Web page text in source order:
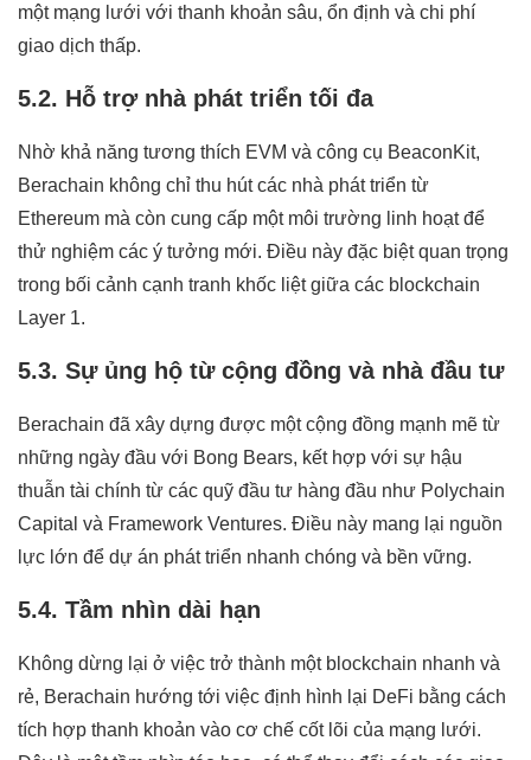
một mạng lưới với thanh khoản sâu, ổn định và chi phí
giao dịch thấp.
5.2. Hỗ trợ nhà phát triển tối đa
Nhờ khả năng tương thích EVM và công cụ BeaconKit,
Berachain không chỉ thu hút các nhà phát triển từ
Ethereum mà còn cung cấp một môi trường linh hoạt để
thử nghiệm các ý tưởng mới. Điều này đặc biệt quan trọng
trong bối cảnh cạnh tranh khốc liệt giữa các blockchain
Layer 1.
5.3. Sự ủng hộ từ cộng đồng và nhà đầu tư
Berachain đã xây dựng được một cộng đồng mạnh mẽ từ
những ngày đầu với Bong Bears, kết hợp với sự hậu
thuẫn tài chính từ các quỹ đầu tư hàng đầu như Polychain
Capital và Framework Ventures. Điều này mang lại nguồn
lực lớn để dự án phát triển nhanh chóng và bền vững.
5.4. Tầm nhìn dài hạn
Không dừng lại ở việc trở thành một blockchain nhanh và
rẻ, Berachain hướng tới việc định hình lại DeFi bằng cách
tích hợp thanh khoản vào cơ chế cốt lõi của mạng lưới.